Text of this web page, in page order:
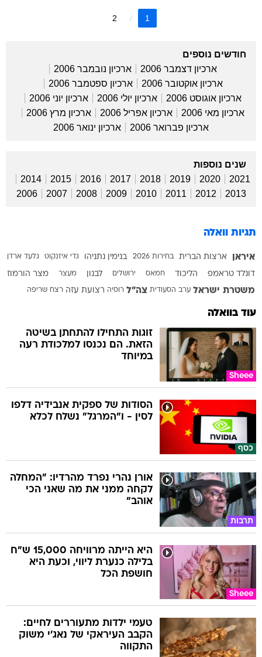
1
2
חודשים נוספים
ארכיון דצמבר 2006
ארכיון נובמבר 2006
ארכיון אוקטובר 2006
ארכיון ספטמבר 2006
ארכיון אוגוסט 2006
ארכיון יולי 2006
ארכיון יוני 2006
ארכיון מאי 2006
ארכיון אפריל 2006
ארכיון מרץ 2006
ארכיון פברואר 2006
ארכיון ינואר 2006
שנים נוספות
2021
2020
2019
2018
2017
2016
2015
2014
2013
2012
2011
2010
2009
2008
2007
2006
תגיות וואלה
איראן ארצות הברית בחירות 2026 בנימין נתניהו גדי איזנקוט גלעד ארדן
דונלד טראמפ הליכוד חמאס ירושלים לבנון מעצר מצר הורמוז
משטרת ישראל ערב הסעודית צה"ל רוסיה רצועת עזה רצח שריפה
עוד בוואלה
Sheee
זוגות התחילו להתחתן בשיטה
הזאת. הם נכנסו למלכודת רעה
במיוחד
כסף
הסודות של ספקית אנבידיה דלפו
לסין - ו"המרגל" נשלח לכלא
תרבות
אורן נהרי נפרד מהרדיו: "המחלה
לקחה ממני את מה שאני הכי
אוהב"
Sheee
היא הייתה מרוויחה 15,000 ש"ח
בלילה כנערת ליווי, וכעת היא
חושפת הכל
טעמי ילדות מתעוררים לחיים:
הקבב העיראקי של נאג׳י משוק
התקווה